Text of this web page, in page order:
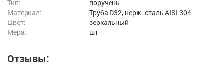
Тип:
поручень
Материал:
Труба D32, нерж. cталь AISI 304
Цвет:
зеркальный
Мера:
шт
Отзывы: